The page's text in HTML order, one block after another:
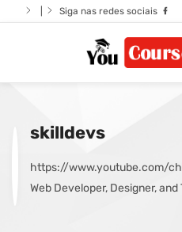
Siga nas redes sociais
skilldevs
https://www.youtube.com/
Web Developer, Designer,